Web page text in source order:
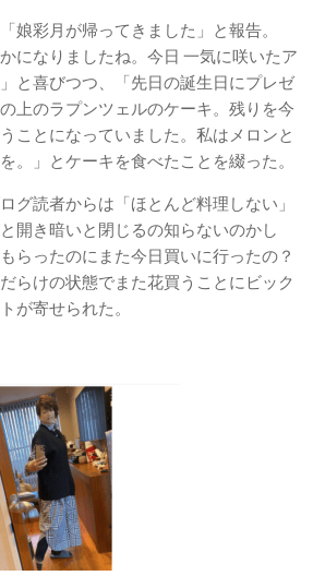
娘彩月が帰ってきました」と報告。
になりましたね。今日 一気に咲いたア
と喜びつつ、「先日の誕生日にプレゼ
上のラプンツェルのケーキ。残りを今
ことになっていました。私はメロンと
。」とケーキを食べたことを綴った。
グ読者からは「ほとんど料理しない」
開き暗いと閉じるの知らないのかし
らったのにまた今日買いに行ったの？
らけの状態でまた花買うことにビック
が寄せられた。